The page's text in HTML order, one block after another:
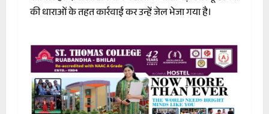
की धाराओं के तहत कार्रवाई कर उन्हें जेल भेजा गया है।